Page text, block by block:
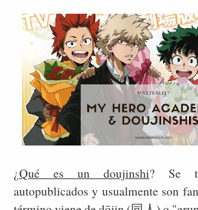
¿Qué es un doujinshi? Se
autopublicados y usualmente son